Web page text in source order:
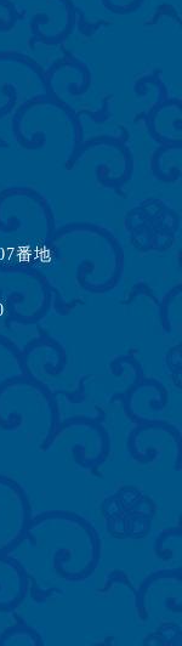
番地